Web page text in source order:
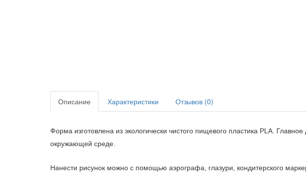
Описание Характеристики Отзывов (0)
Форма изготовлена из экологически чистого пищевого пластика PLA.
окружающей среде.
Нанести рисунок можно с помощью аэрографа, глазури, кондитерского